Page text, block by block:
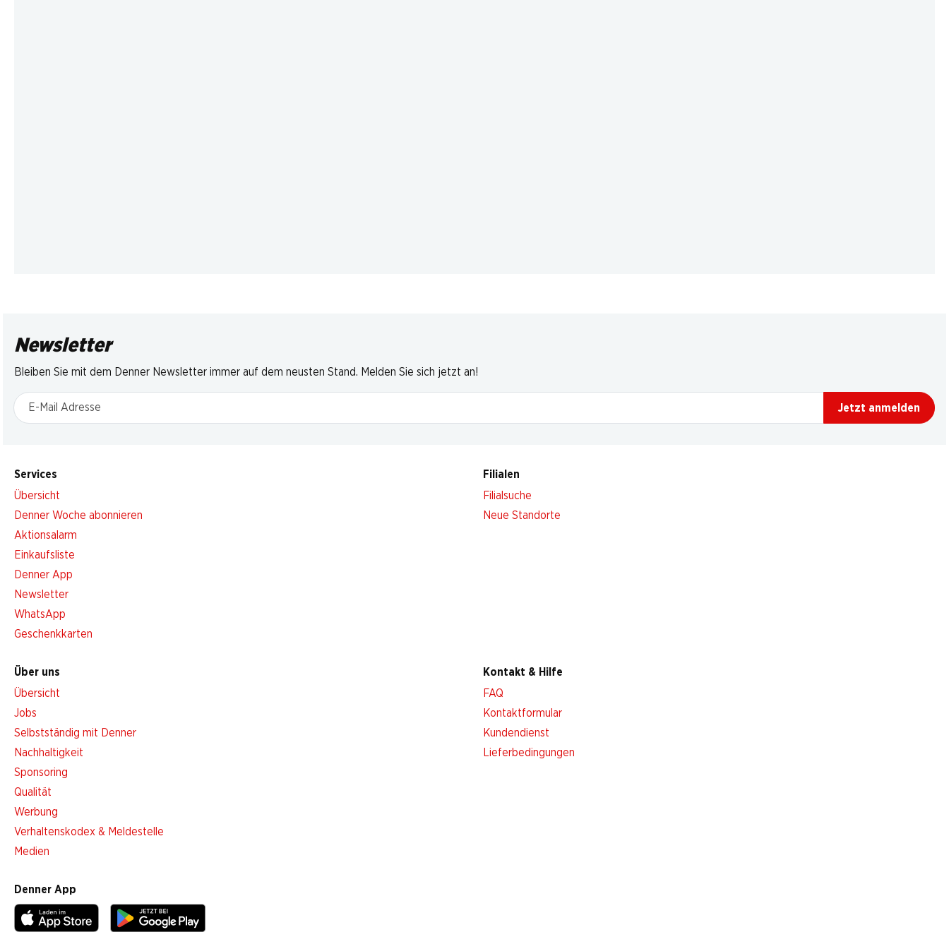
Newsletter
Bleiben Sie mit dem Denner Newsletter immer auf dem neusten Stand. Melden Sie sich jetzt an!
E-Mail Adresse
Jetzt anmelden
Services
Übersicht
Denner Woche abonnieren
Aktionsalarm
Einkaufsliste
Denner App
Newsletter
WhatsApp
Geschenkkarten
Filialen
Filialsuche
Neue Standorte
Über uns
Übersicht
Jobs
Selbstständig mit Denner
Nachhaltigkeit
Sponsoring
Qualität
Werbung
Verhaltenskodex & Meldestelle
Medien
Kontakt & Hilfe
FAQ
Kontaktformular
Kundendienst
Lieferbedingungen
Denner App